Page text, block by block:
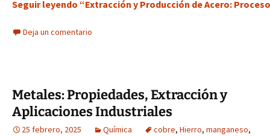
Seguir leyendo “Extracción y Producción de Acero:
Deja un comentario
Metales: Propiedades, Extracción y
Aplicaciones Industriales
25 febrero, 2025 Química cobre, Hierro, manganeso,